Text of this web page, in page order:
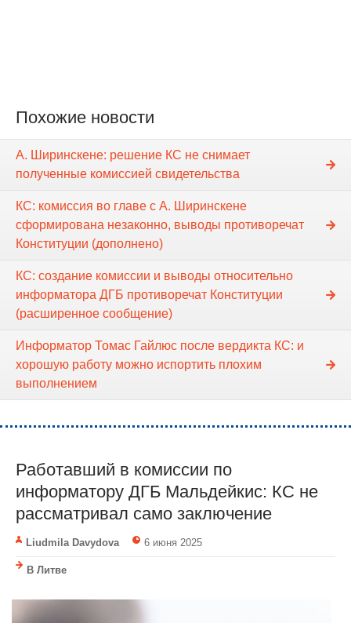
Похожие новости
А. Ширинскене: решение КС не снимает
полученные комиссией свидетельства
КС: комиссия во главе с А. Ширинскене
сформирована незаконно, выводы противоречат
Конституции (дополнено)
КС: создание комиссии и выводы относительно
информатора ДГБ противоречат Конституции
(расширенное сообщение)
Информатор Томас Гайлюс после вердикта КС: и
хорошую работу можно испортить плохим
выполнением
Работавший в комиссии по
информатору ДГБ Мальдейкис: КС не
рассматривал само заключение
Liudmila Davydova 6 июня 2025
В Литве